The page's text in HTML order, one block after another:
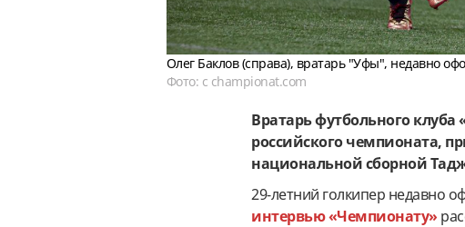
Олег Баклов (справа), вратарь "Уфы", недавно
Фото: с championat.com
Вратарь футбольного
российского чемпионата,
национальной сборной
29-летний голкипер недавно
интервью «Чемпионату»